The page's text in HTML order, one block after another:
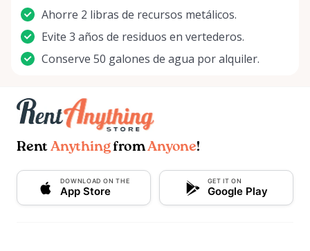
Ahorre 2 libras de recursos metálicos.
Evite 3 años de residuos en vertederos.
Conserve 50 galones de agua por alquiler.
Rent AnythingfromAnyone!
DOWNLOAD ON THE
App Store
GET IT ON
Google Play